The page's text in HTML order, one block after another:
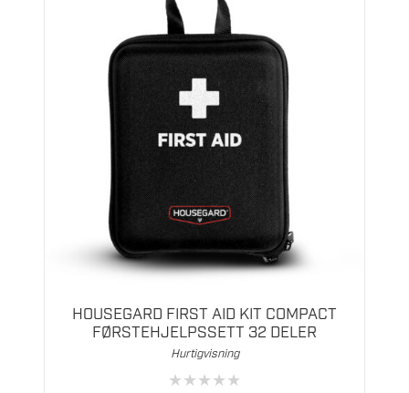
HOUSEGARD FIRST AID KIT COMPACT
FØRSTEHJELPSSETT 32 DELER
Hurtigvisning
★★★★★